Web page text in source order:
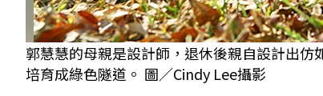
郭慧慧的母親是設計師，退休後親自設計出
培育成綠色隧道。 圖／Cindy Lee攝影